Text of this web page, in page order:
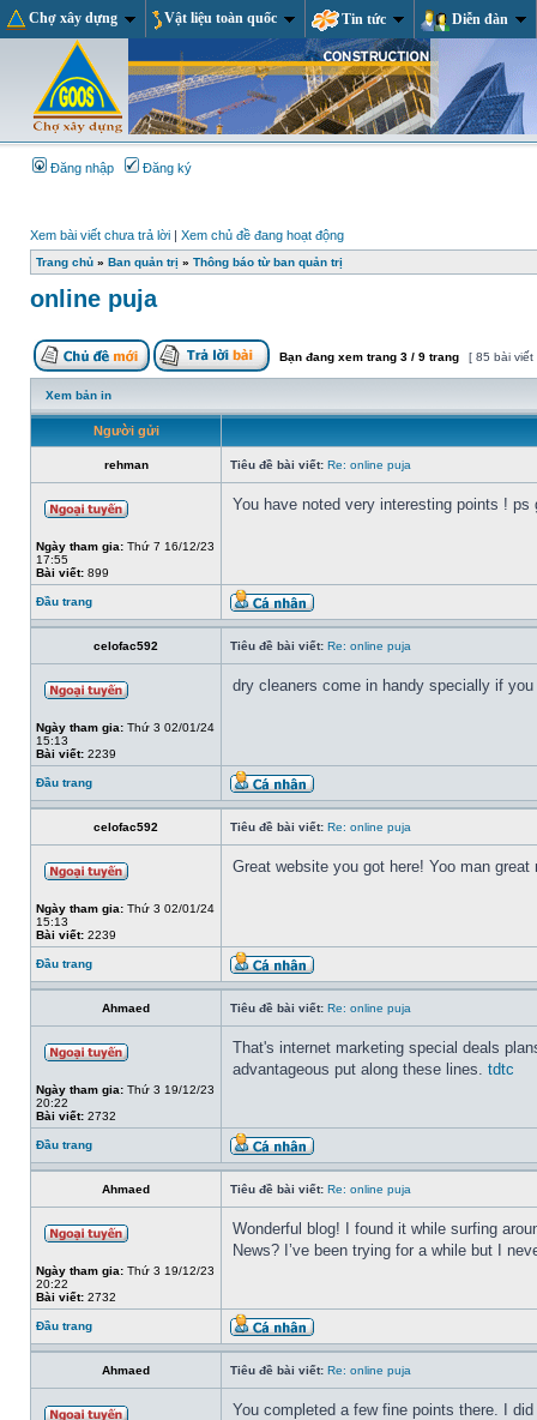
Chợ xây dựng Vật liệu toàn quốc Tin tức Diễn đàn
Đăng nhập Đăng ký
Xem bài viết chưa trả lời | Xem chủ đề đang hoạt động
Trang chủ » Ban quản trị » Thông báo từ ban quản trị
online puja
Bạn đang xem trang 3 / 9 trang [ 85 bài
Xem bản in
Người gửi
rehman Tiêu đề bài viết: Re: online puja
Ngày tham gia: Thứ 7 16/12/23
17:55
Bài viết: 899
You have noted very interesting points !
Đầu trang
celofac592 Tiêu đề bài viết: Re: online puja
Ngày tham gia: Thứ 3 02/01/24
15:13
Bài viết: 2239
dry cleaners come in handy specially if
Đầu trang
celofac592 Tiêu đề bài viết: Re: online puja
Ngày tham gia: Thứ 3 02/01/24
15:13
Bài viết: 2239
Great website you got here! Yoo man
Đầu trang
Ahmaed Tiêu đề bài viết: Re: online puja
Ngày tham gia: Thứ 3 19/12/23
20:22
Bài viết: 2732
That's internet marketing special deals
advantageous put along these lines. tdtc
Đầu trang
Ahmaed Tiêu đề bài viết: Re: online puja
Ngày tham gia: Thứ 3 19/12/23
20:22
Bài viết: 2732
Wonderful blog! I found it while surfing
News? I’ve been trying for a while but I
Đầu trang
Ahmaed Tiêu đề bài viết: Re: online puja
You completed a few fine points there. I